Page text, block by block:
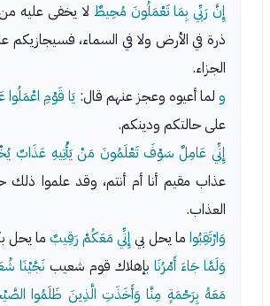
إِنَّ رَبِّي بِمَا تَعْمَلُونَ مُحِيطٌ لا يخفى عليه
ذرة في الأرض ولا في السماء، فسيجازيكم
الجزاء.
ولما أعيوه وعجز عنهم قال: يَا قَوْمِ
على حالتكم ودينكم.
إِنِّي عَامِلٌ سَوْفَ تَعْلَمُونَ مَنْ يَأْتِيهِ عَذَابٌ
عذاب مقيم أنا أم أنتم، وقد علموا
العذاب.
وَارْتَقِبُوا ما يحل بي إِنِّي مَعَكُمْ رَقِيبٌ ما يحل
وَلَمَّا جَاءَ أَمْرُنَا بإهلاك قوم شعيب نَجَّيْنَا
مَعَهُ بِرَحْمَةٍ مِنَّا وَأَخَذَتِ الَّذِينَ ظَلَمُوا